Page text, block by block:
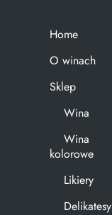
Home
O winach
Sklep
Wina
Wina
kolorowe
Likiery
Delikatesy